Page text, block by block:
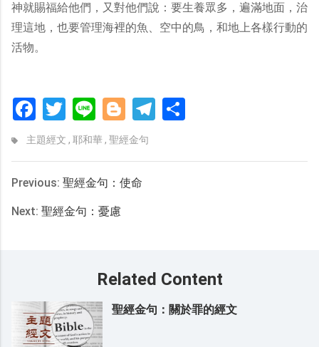
神就賜福給他們，又對他們說：要生養眾多，遍滿地面，治
理這地，也要管理海裡的魚、空中的鳥，和地上各樣行動的
活物。
FacebookTwitter Line Blogger Telegram
主題經文 , 耶和華 , 聖經金句
Previous: 聖經金句：使命
Next: 聖經金句：憂慮
Related Content
聖經金句：關於罪的經文